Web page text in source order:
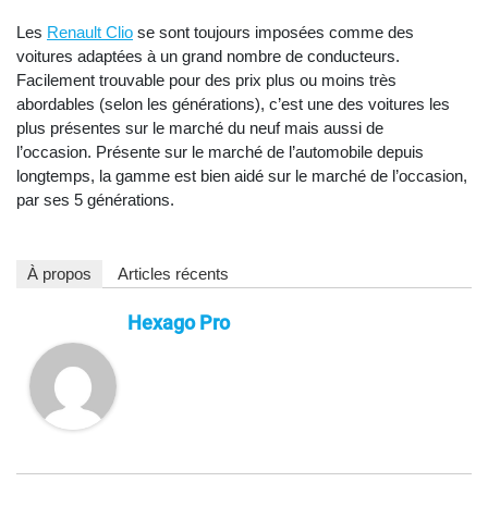
Les Renault Clio se sont toujours imposées comme des
voitures adaptées à un grand nombre de conducteurs.
Facilement trouvable pour des prix plus ou moins très
abordables (selon les générations), c’est une des voitures les
plus présentes sur le marché du neuf mais aussi de
l’occasion. Présente sur le marché de l’automobile depuis
longtemps, la gamme est bien aidé sur le marché de l’occasion,
par ses 5 générations.
À propos Articles récents
Hexago Pro